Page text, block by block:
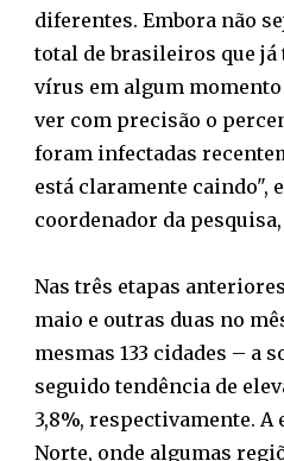
diferentes. Embora não
total de brasileiros que já
vírus em algum
ver com precisão o
foram infectadas
está claramente caindo",
coordenador da pesquisa,
Nas três etapas
maio e outras duas no
mesmas 133 cidades – a
seguido tendência de
3,8%, respectivamente. A
Norte, onde algumas